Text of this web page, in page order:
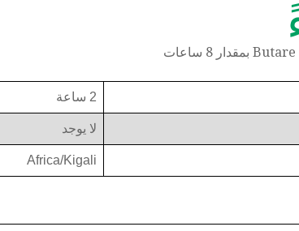
2 ساعة
لا يوجد
Africa/Kigali